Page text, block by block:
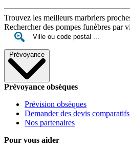
Trouvez les meilleurs marbriers
Rechercher des pompes funèbres par
Prévoyance
Prévoyance obsèques
Prévision obsèques
Demander des devis comparatifs
Nos partenaires
Pour vous aider